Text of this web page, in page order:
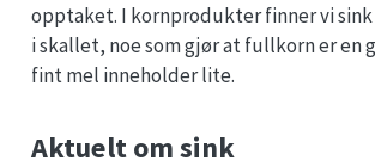
opptaket. I kornprodukter finner vi
i skallet, noe som gjør at fullkorn er en
fint mel inneholder lite.
Aktuelt om sink